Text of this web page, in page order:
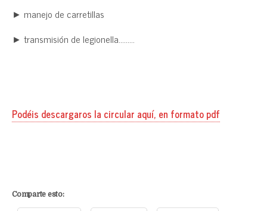
► manejo de carretillas
► transmisión de legionella………
Podéis descargaros la circular aquí, en formato pdf
Comparte esto: